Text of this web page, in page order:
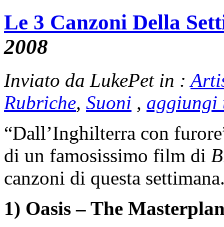
Le 3 Canzoni Della
2008
Inviato da LukePet in :
Rubriche, Suoni , aggiungi
“Dall’Inghilterra con
di un famosissimo film di
canzoni di questa
1) Oasis – The